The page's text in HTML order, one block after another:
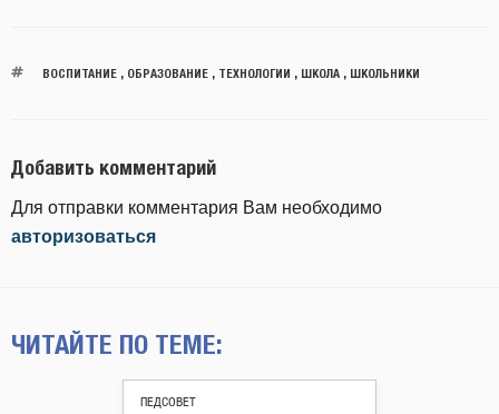
ВОСПИТАНИЕ, ОБРАЗОВАНИЕ, ТЕХНОЛОГИИ ШКОЛА, ШКОЛЬНИКИ
Добавить комментарий
Для отправки комментария Вам необходимо
авторизоваться
ЧИТАЙТЕ ПО ТЕМЕ:
ПЕДСОВЕТ